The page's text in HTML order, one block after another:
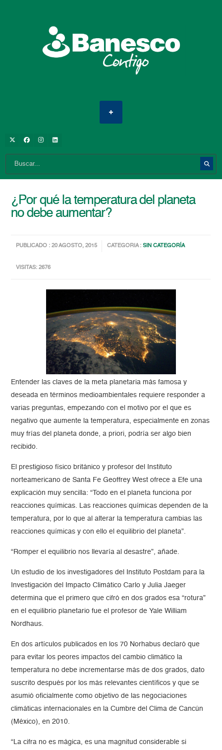
¿Por qué la temperatura del planeta
no debe aumentar?
PUBLICADO : 20 AGOSTO, 2015 CATEGORIA :SIN CATEGORÍA
VISITAS: 2676
Entender las claves de la meta planetaria más famosa y
deseada en términos medioambientales requiere responder a
varias preguntas, empezando con el motivo por el que es
negativo que aumente la temperatura, especialmente en zonas
muy frías del planeta donde, a priori, podría ser algo bien
recibido.
El prestigioso físico británico y profesor del Instituto
norteamericano de Santa Fe Geoffrey West ofrece a Efe una
explicación muy sencilla: “Todo en el planeta funciona por
reacciones químicas. Las reacciones químicas dependen de la
temperatura, por lo que al alterar la temperatura cambias las
reacciones químicas y con ello el equilibrio del planeta”.
“Romper el equilibrio nos llevaría al desastre”, añade.
Un estudio de los investigadores del Instituto Postdam para la
Investigación del Impacto Climático Carlo y Julia Jaeger
determina que el primero que cifró en dos grados esa “rotura”
en el equilibrio planetario fue el profesor de Yale William
Nordhaus.
En dos artículos publicados en los 70 Norhabus declaró que
para evitar los peores impactos del cambio climático la
temperatura no debe incrementarse más de dos grados, dato
suscrito después por los más relevantes científicos y que se
asumió oficialmente como objetivo de las negociaciones
climáticas internacionales en la Cumbre del Clima de Cancún
(México), en 2010.
“La cifra no es mágica, es una magnitud considerable si